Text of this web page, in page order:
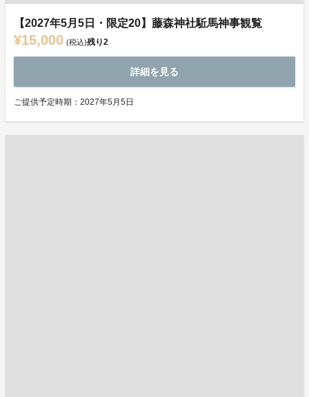
【2027年5月5日・限定20】藤森神社駈馬神事観覧
¥15,000 (税込)残り2
詳細を見る
ご提供予定時期：2027年5月5日